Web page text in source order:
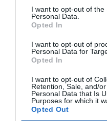
I want to opt-out of the
Personal Data.
Opted In
I want to opt-out of
Personal Data for
Opted In
I want to opt-out of
Retention, Sale, and/
Personal Data that Is
Purposes for which it
Opted Out
Desetletja je bil
v Washingtonu
»najsvetlejša od
je leta 2008 zapisal
Burns.
Kljub temu je